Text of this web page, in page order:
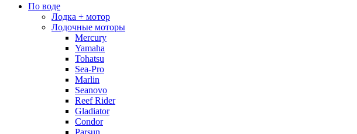
По воде
Лодка + мотор
Лодочные моторы
Mercury
Yamaha
Tohatsu
Sea-Pro
Marlin
Seanovo
Reef Rider
Gladiator
Condor
Parsun